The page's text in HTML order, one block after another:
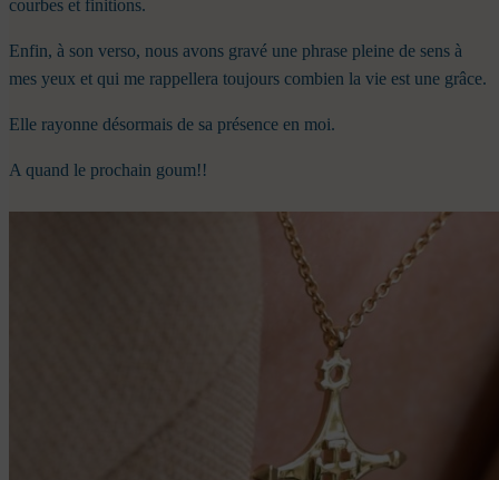
courbes et finitions.
Enfin, à son verso, nous avons gravé une phrase pleine de sens à
mes yeux et qui me rappellera toujours combien la vie est une grâce.
Elle rayonne désormais de sa présence en moi.
A quand le prochain goum!!